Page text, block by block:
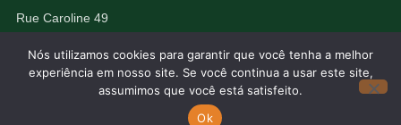
Rue Caroline 49
© 2026 Conexão Tropical. Todos os direitos reservados.
Nós utilizamos cookies para garantir que você tenha a melhor
experiência em nosso site. Se você continua a usar este site,
assumimos que você está satisfeito.
Ok